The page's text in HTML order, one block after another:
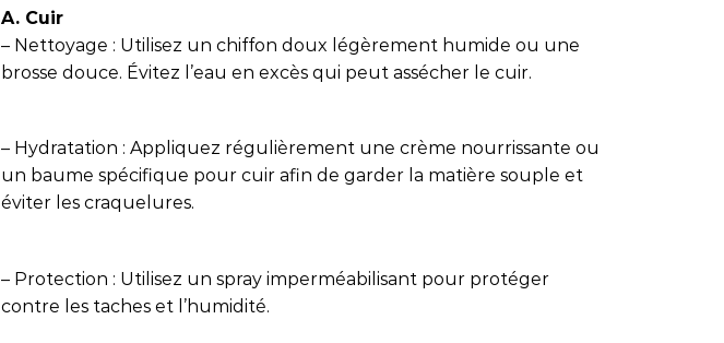
A. Cuir
– Nettoyage : Utilisez un chiffon doux légèrement humide ou une
brosse douce. Évitez l’eau en excès qui peut assécher le cuir.
– Hydratation : Appliquez régulièrement une crème nourrissante ou
un baume spécifique pour cuir afin de garder la matière souple et
éviter les craquelures.
– Protection : Utilisez un spray imperméabilisant pour protéger
contre les taches et l’humidité.